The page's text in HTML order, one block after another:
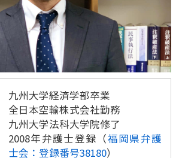
九州大学経済学部卒業
全日本空輸株式会社勤務
九州大学法科大学院修了
2008年弁護士登録（福岡県弁護
士会：登録番号38180）